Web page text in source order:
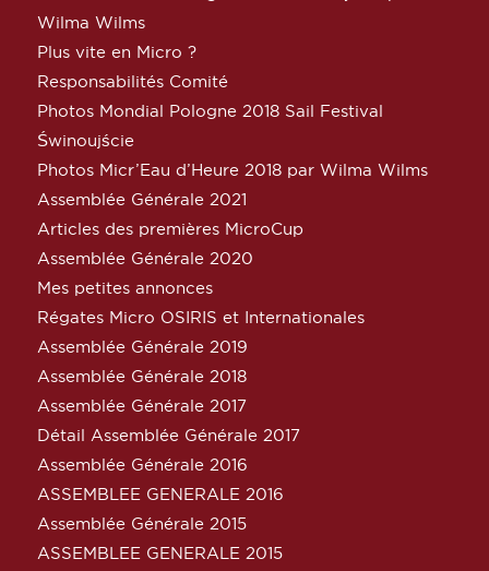
Wilma Wilms
Plus vite en Micro ?
Responsabilités Comité
Photos Mondial Pologne 2018 Sail Festival
Świnoujście
Photos Micr’Eau d’Heure 2018 par Wilma Wilms
Assemblée Générale 2021
Articles des premières MicroCup
Assemblée Générale 2020
Mes petites annonces
Régates Micro OSIRIS et Internationales
Assemblée Générale 2019
Assemblée Générale 2018
Assemblée Générale 2017
Détail Assemblée Générale 2017
Assemblée Générale 2016
ASSEMBLEE GENERALE 2016
Assemblée Générale 2015
ASSEMBLEE GENERALE 2015